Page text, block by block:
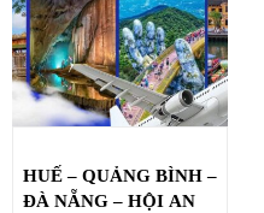
HUẾ – QUẢNG BÌNH –
ĐÀ NẴNG – HỘI AN